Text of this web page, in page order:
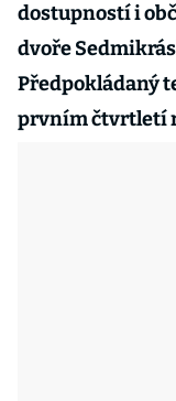
dostupností i
dvoře
Předpokládaný
prvním čtvrtletí